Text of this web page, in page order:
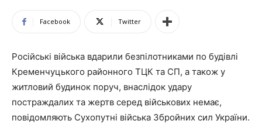
Facebook Twitter
Російські війська вдарили безпілотниками по будівлі
Кременчуцького районного ТЦК та СП, а також у
житловий будинок поруч, внаслідок удару
постраждалих та жертв серед військових немає,
повідомляють Сухопутні війська Збройних сил України.